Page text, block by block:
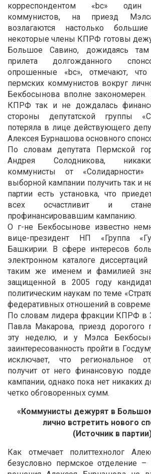
корреспондентом «bc»
коммунистов, на приезд
возлагаются настолько
некоторые члены КПРФ готовы
Большое Савино, дожидаясь
прилета долгожданного
опрошенные «bc», отмечают,
пермских коммунистов вокруг
Бекбосынова вполне закономерен.
КПРФ так и не дождалась
стороны депутатской группы
потеряла в лице действующего
Алексея Бурнашова основного
По словам депутата Пермской
Андрея Солодникова,
коммунисты от
выборной кампании получить так и
партии есть установка, что
всех осчастливит и
профинансировавшим кампанию.
О г-не Бекбосынове известно
вице-президент НП «Группа
Башкирии. В сфере интересов
электронном каталоге
таким же именем и фамилией
защищенной в 2005 году
политическим наукам по теме
федеративных отношений в
По словам лидера фракции КПРФ в
Павла Макарова, приезд дорогого
эту неделю, и у Мэлса
заинтересованность пройти в
исключает, что региональное
получит от него финансовую
кампании, однако пока нет никаких
четко обговоренных сумм.
«Коммунисты дежурят в
лично встретить нового
(Источник в
Как отмечает политтехнолог
безусловно пермское отделение –